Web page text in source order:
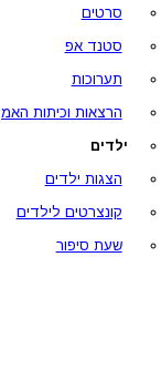
סרטים
סטנד אפ
תערוכות
הרצאות וכיתות
ילדים
הצגות ילדים
קונצרטים לילדים
שעת סיפור